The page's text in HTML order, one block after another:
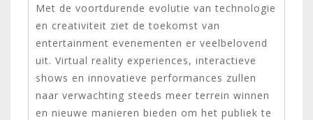
Met de voortdurende evolutie van technologie
en creativiteit ziet de toekomst van
entertainment evenementen er veelbelovend
uit. Virtual reality experiences, interactieve
shows en innovatieve performances zullen
naar verwachting steeds meer terrein winnen
en nieuwe manieren bieden om het publiek te